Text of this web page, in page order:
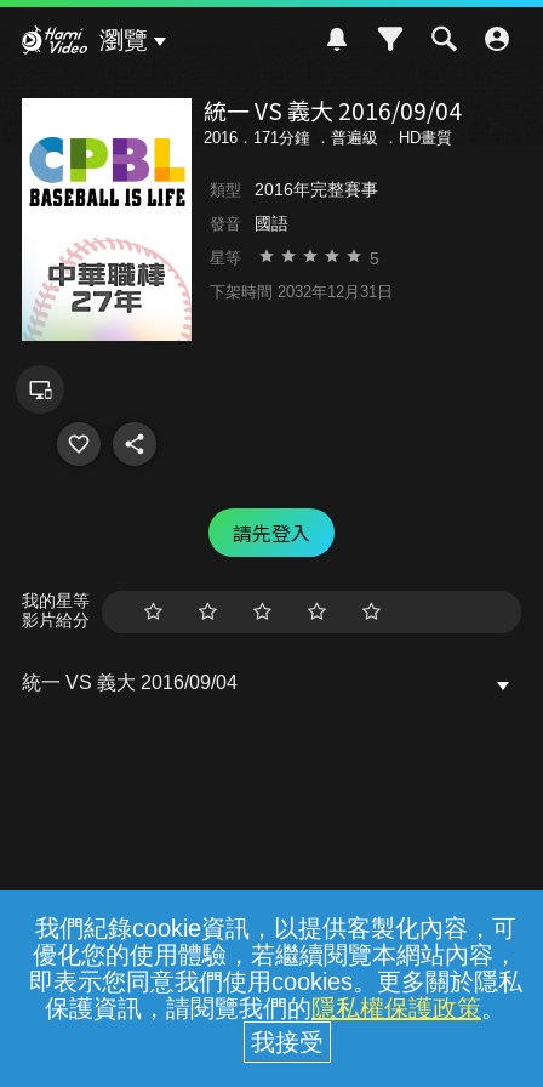
我們紀錄cookie資訊，以提供客製化內容，可
優化您的使用體驗，若繼續閱覽本網站內容，
即表示您同意我們使用cookies。更多關於隱私
保護資訊，請閱覽我們的隱私權保護政策。
瀏覽
統一 VS 義大 2016/09/04
2016．171分鐘 ． 普遍級 ．HD畫質
類型 2016年完整賽事
發音 國語
星等 5
下架時間 2032年12月31日
請先登入
我的星等
影片給分
統一 VS 義大 2016/09/04
常見問題 線上客服 服務條款 隱私權保護
中華電信股份有限公司個人家庭分公司
(統一編號：96979949) © 2026
{{notifyMsg}}